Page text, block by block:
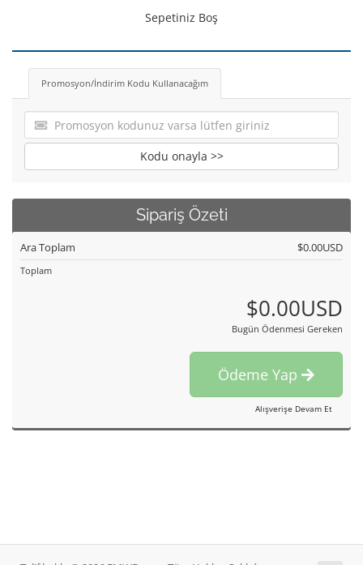
Sepetiniz Boş
Promosyon/İndirim Kodu Kullanacağım
Kodu onayla >>
Sipariş Özeti
Ara Toplam $0.00USD
Toplam
$0.00USD
Bugün Ödenmesi Gereken
Ödeme Yap
Alışverişe Devam Et